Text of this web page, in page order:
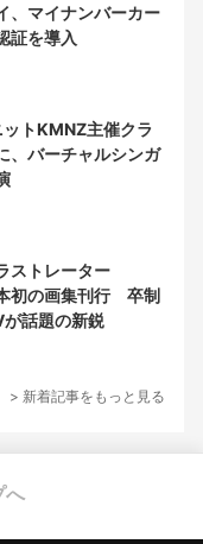
、マイナンバーカー
証を導入
トKMNZ主催クラ
、バーチャルシンガ
ストレーター
初の画集刊行 卒制
話題の新鋭
> 新着記事をもっと見る
へ